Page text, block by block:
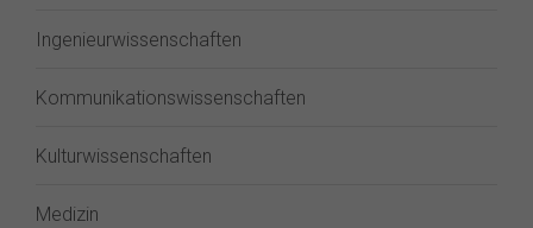
Ingenieurwissenschaften
Kommunikationswissenschaften
Kulturwissenschaften
Medizin